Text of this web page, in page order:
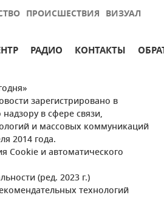
ПРОИСШЕСТВИЯ ВИЗУАЛ
РАДИО КОНТАКТЫ
зарегистрировано в
в сфере связи,
и массовых коммуникаций
2014 года.
Cookie и автоматического
(ред. 2023 г.)
технологий